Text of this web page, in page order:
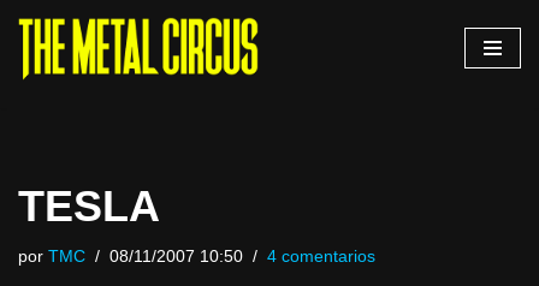
Saltar
TESLA
por TMC 08/11/2007 10:50 4 comentarios